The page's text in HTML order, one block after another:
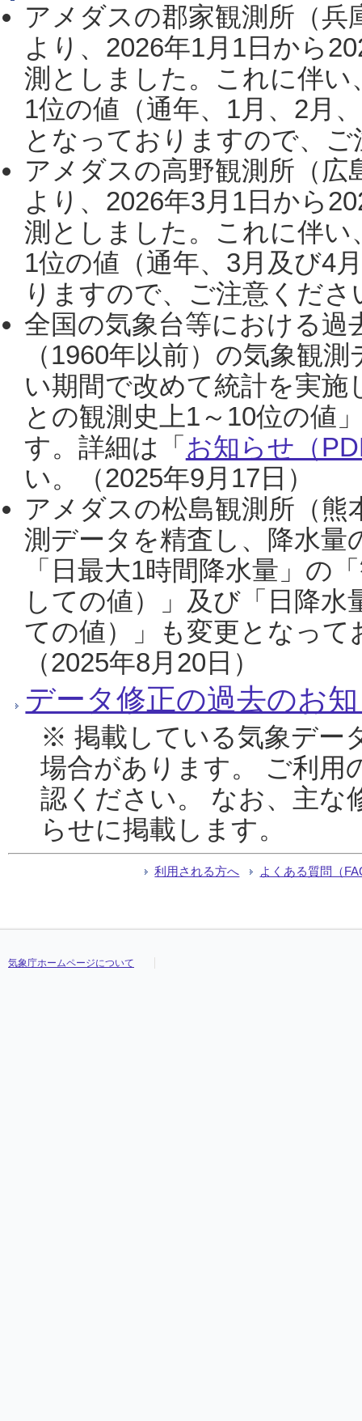
アメダスの郡家観測所（
より、2026年1月1日から
測としました。これに伴い
1位の値（通年、1月、2月
となっておりますので、
アメダスの高野観測所（
より、2026年3月1日から
測としました。これに伴い
1位の値（通年、3月及び4
りますので、ご注意くだ
全国の気象台等における過
（1960年以前）の気象観
い期間で改めて統計を実
との観測史上1～10位の値
す。詳細は「 お知らせ（
い。（2025年9月17日）
アメダスの松島観測所（熊
測データを精査し、降水
「日最大1時間降水量」の
しての値）」及び「日降
ての値）」も変更となっ
（2025年8月20日）
データ修正の過去のお
※ 掲載している気象デー
場合があります。 ご利用
認ください。 なお、主な
らせに掲載します。
利用される方へ よくある質問（
気象庁ホームページについて